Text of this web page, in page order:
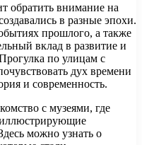
обратить внимание на
в разные эпохи.
прошлого, а также
вклад в развитие и
по улицам с
дух времени
и современность.
с музеями, где
можно узнать о